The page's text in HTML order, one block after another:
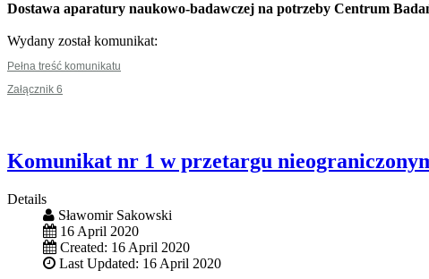
Dostawa aparatury naukowo-badawczej na potrzeby Centrum
Wydany został komunikat:
Pełna treść komunikatu
Załącznik 6
Komunikat nr 1 w przetargu
Details
Sławomir Sakowski
16 April 2020
Created: 16 April 2020
Last Updated: 16 April 2020